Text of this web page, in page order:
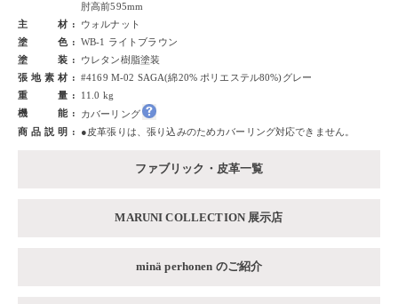
肘高前595mm
主材
ウォルナット
塗色
WB-1 ライトブラウン
塗装
ウレタン樹脂塗装
張地素材
#4169 M-02 SAGA(綿20% ポリエステル80%)グレー
重量
11.0 kg
機能
カバーリング
商品説明
●皮革張りは、張り込みのためカバーリング対応できません。
ファブリック・皮革一覧
MARUNI COLLECTION 展示店
minä perhonen のご紹介